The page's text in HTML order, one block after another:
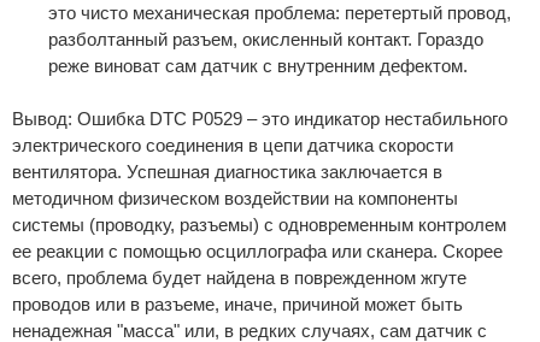
это чисто механическая проблема: перетертый провод,
разболтанный разъем, окисленный контакт. Гораздо
реже виноват сам датчик с внутренним дефектом.
Вывод: Ошибка DTC P0529 – это индикатор нестабильного
электрического соединения в цепи датчика скорости
вентилятора. Успешная диагностика заключается в
методичном физическом воздействии на компоненты
системы (проводку, разъемы) с одновременным контролем
ее реакции с помощью осциллографа или сканера. Скорее
всего, проблема будет найдена в поврежденном жгуте
проводов или в разъеме, иначе, причиной может быть
ненадежная "масса" или, в редких случаях, сам датчик с